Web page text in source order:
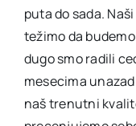
puta do sada.
težimo da
dugo smo radili
mesecima
naš trenutni